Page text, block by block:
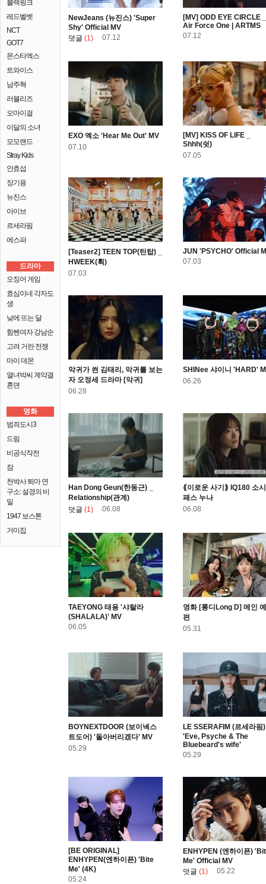
블랙핑크
레드벨벳
NCT
GOT7
몬스타엑스
트와이스
남주혁
러블리즈
오마이걸
이달의 소녀
모모랜드
Stray Kids
안효섭
장기용
뉴진스
아이브
르세라핌
에스파
드라마
오징어 게임
효심이네 각자도
생
낮에 뜨는 달
힘쎈여자 강남순
고려 거란 전쟁
마이 데몬
열녀박씨 계약결
혼뎐
영화
범죄도시3
드림
비공식작전
잠
천박사 퇴마 연
구소: 설경의 비
밀
1947 보스톤
거미집
NewJeans (뉴진스) 'Super
Shy' Official MV
덧글 (1) 07.12
[MV] ODD EYE CIRCLE _
Air Force One | ARTMS
07.12
EXO 엑소 'Hear Me Out' MV
07.10
[MV] KISS OF LIFE _
Shhh(쉿)
07.05
[Teaser2] TEEN TOP(틴탑) _
HWEEK(휙)
07.03
JUN 'PSYCHO' Official
07.03
악귀가 씐 김태리, 악귀를 보는
자 오정세 드라마 [악귀]
06.28
SHINee 샤이니 'HARD'
06.26
Han Dong Geun(한동근) _
Relationship(관계)
덧글 (1) 06.08
⟪이로운 사기⟫ IQ180 소
패스 누나
06.08
TAEYONG 태용 '샤랄라
(SHALALA)' MV
06.05
영화 [롱디Long D] 메인
편
05.31
BOYNEXTDOOR (보이넥스
트도어) '돌아버리겠다' MV
05.29
LE SSERAFIM (르세라핌)
'Eve, Psyche & The
Bluebeard's wife'
05.29
[BE ORIGINAL]
ENHYPEN(엔하이픈) 'Bite
Me' (4K)
05.24
ENHYPEN (엔하이픈)
Me' Official MV
덧글 (1) 05.22